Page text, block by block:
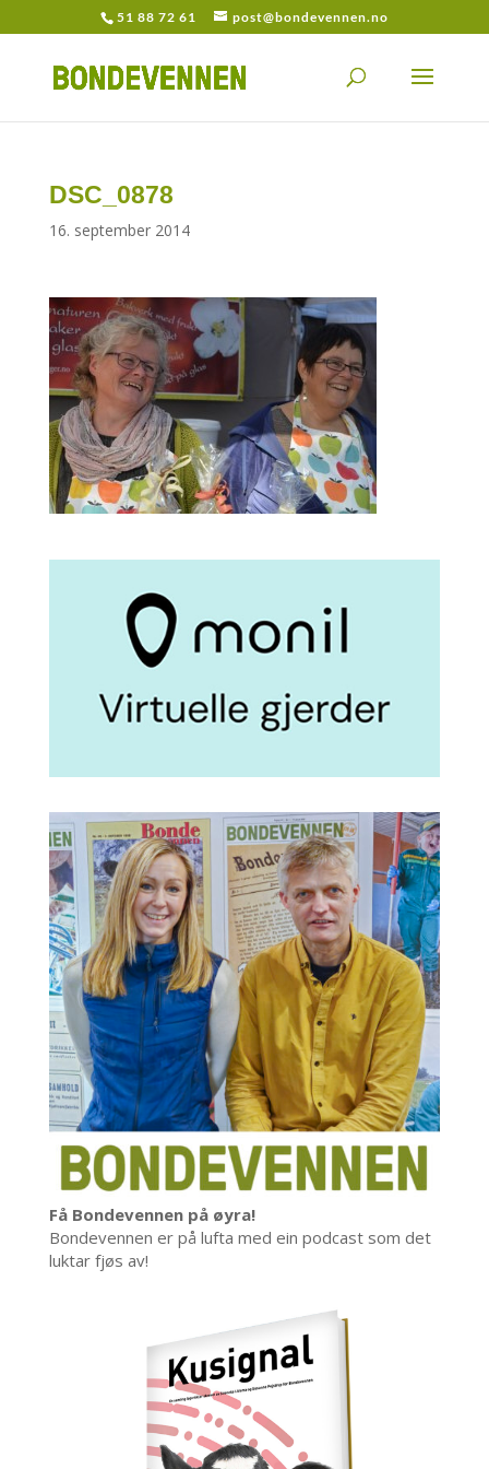
51 88 72 61 post@bondevennen.no
DSC_0878
16. september 2014
Få Bondevennen på øyra!
Bondevennen er på lufta med ein podcast som det
luktar fjøs av!